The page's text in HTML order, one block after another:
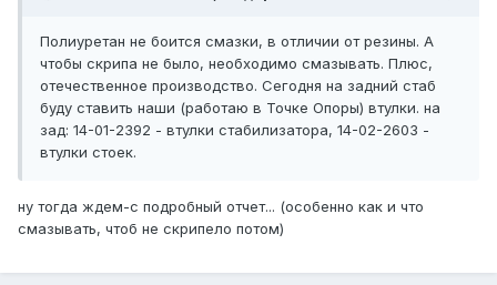
Полиуретан не боится смазки, в отличии от резины. А
чтобы скрипа не было, необходимо смазывать. Плюс,
отечественное производство. Сегодня на задний стаб
буду ставить наши (работаю в Точке Опоры) втулки. на
зад: 14-01-2392 - втулки стабилизатора, 14-02-2603 -
втулки стоек.
ну тогда ждем-с подробный отчет... (особенно как и что
смазывать, чтоб не скрипело потом)